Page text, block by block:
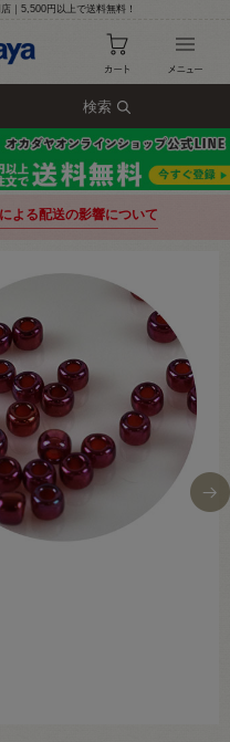
｜5,500円以上で送料無料！
検索
よる配送の影響について